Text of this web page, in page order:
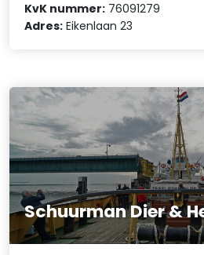
KvK nummer: 76091279
Adres: Eikenlaan 23
Schuurman Dier &